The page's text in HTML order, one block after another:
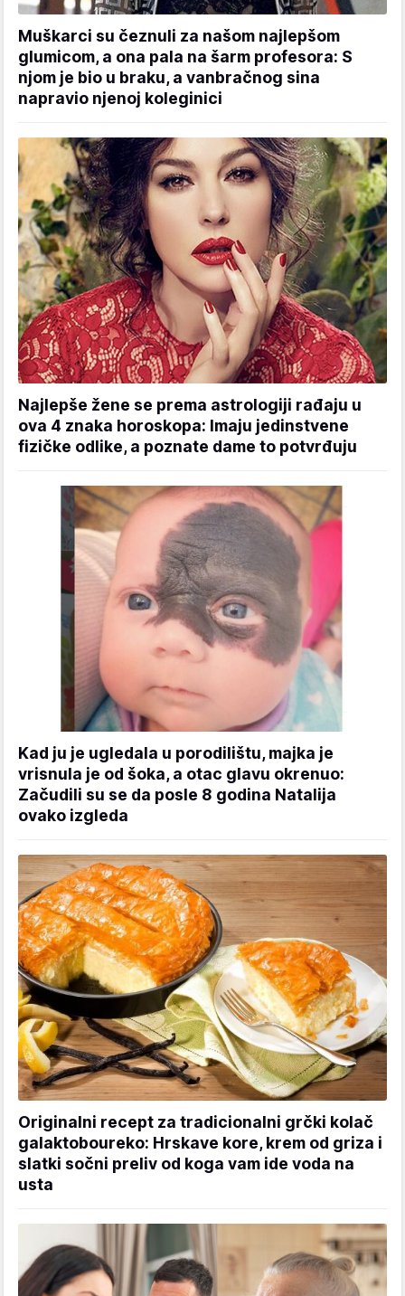
Muškarci su čeznuli za našom najlepšom
glumicom, a ona pala na šarm profesora: S
njom je bio u braku, a vanbračnog sina
napravio njenoj koleginici
Najlepše žene se prema astrologiji rađaju u
ova 4 znaka horoskopa: Imaju jedinstvene
fizičke odlike, a poznate dame to potvrđuju
Kad ju je ugledala u porodilištu, majka je
vrisnula je od šoka, a otac glavu okrenuo:
Začudili su se da posle 8 godina Natalija
ovako izgleda
Originalni recept za tradicionalni grčki kolač
galaktoboureko: Hrskave kore, krem od griza i
slatki sočni preliv od koga vam ide voda na
usta